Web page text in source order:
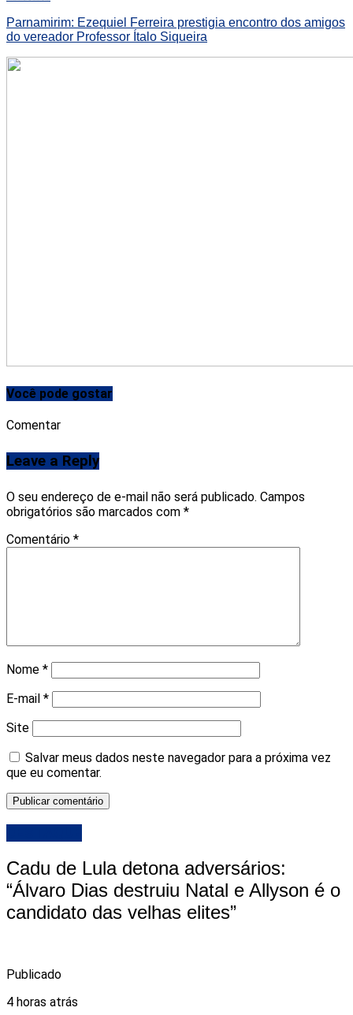
Parnamirim: Ezequiel Ferreira prestigia encontro dos amigos
do vereador Professor Ítalo Siqueira
Você pode gostar
Comentar
Leave a Reply
O seu endereço de e-mail não será publicado. Campos
obrigatórios são marcados com *
Comentário *
Nome *
E-mail *
Site
Salvar meus dados neste navegador para a próxima vez
que eu comentar.
Cadu de Lula detona adversários:
“Álvaro Dias destruiu Natal e Allyson é o
candidato das velhas elites”
Publicado
4 horas atrás